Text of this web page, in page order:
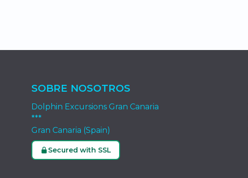
SOBRE NOSOTROS
Dolphin Excursions Gran Canaria
***
Gran Canaria (Spain)
Secured with SSL